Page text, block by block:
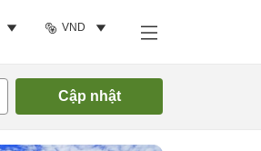
VND
Cập nhật
Tìm phòng trống